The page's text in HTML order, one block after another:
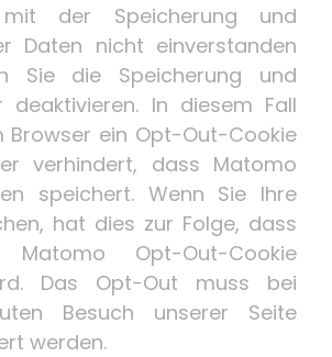
der Speicherung und
Daten nicht einverstanden
Sie die Speicherung und
deaktivieren. In diesem Fall
Browser ein Opt-Out-Cookie
verhindert, dass Matomo
speichert. Wenn Sie Ihre
hat dies zur Folge, dass
Opt-Out-Cookie
Das Opt-Out muss bei
Besuch unserer Seite
werden.